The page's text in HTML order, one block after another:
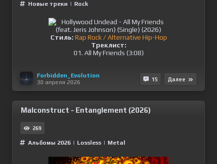
Новые треки | Rock
Стиль: Rap Rock / Alternative Hip-Hop
Треклист:
01. All My Friends (3:08)
Forbidden_Evolution
30 апреля 2026
15 Далее
Malconstruct - Entanglement (2026)
269
Альбомы 2026 | Lossless | Metal